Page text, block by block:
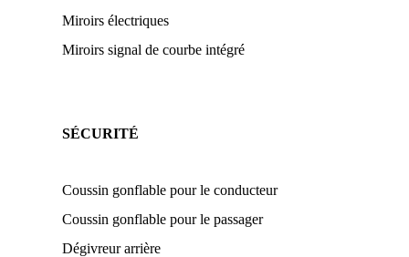
Miroirs électriques
Miroirs signal de courbe intégré
SÉCURITÉ
Coussin gonflable pour le conducteur
Coussin gonflable pour le passager
Dégivreur arrière